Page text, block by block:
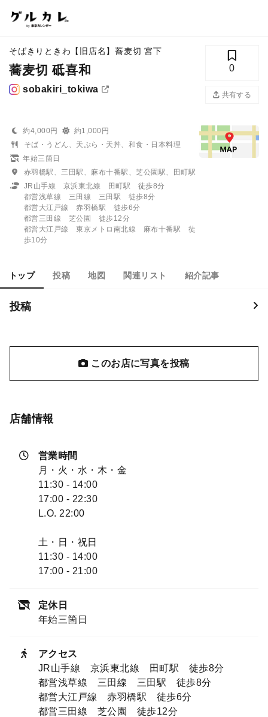
そばきりときわ【旧店名】蕎麦切 宮下
蕎麦切 砥喜和
sobakiri_tokiwa
0
共有する
約4,000円
約1,000円
そば・うどん、天ぷら・天丼、和食・日本料理
年始三箇日
赤羽橋駅、三田駅、麻布十番駅、芝公園駅、田町駅
JR山手線 京浜東北線 田町駅 徒歩8分
都営浅草線 三田線 三田駅 徒歩8分
都営大江戸線 赤羽橋駅 徒歩6分
都営三田線 芝公園 徒歩12分
都営大江戸線 東京メトロ南北線 麻布十番駅 徒
歩10分
トップ 投稿 地図 関連リスト 紹介記事
投稿
このお店に写真を投稿
店舗情報
営業時間
月・火・水・木・金
11:30 - 14:00
17:00 - 22:30
L.O. 22:00
土・日・祝日
11:30 - 14:00
17:00 - 21:00
定休日
年始三箇日
アクセス
JR山手線 京浜東北線 田町駅 徒歩8分
都営浅草線 三田線 三田駅 徒歩8分
都営大江戸線 赤羽橋駅 徒歩6分
都営三田線 芝公園 徒歩12分